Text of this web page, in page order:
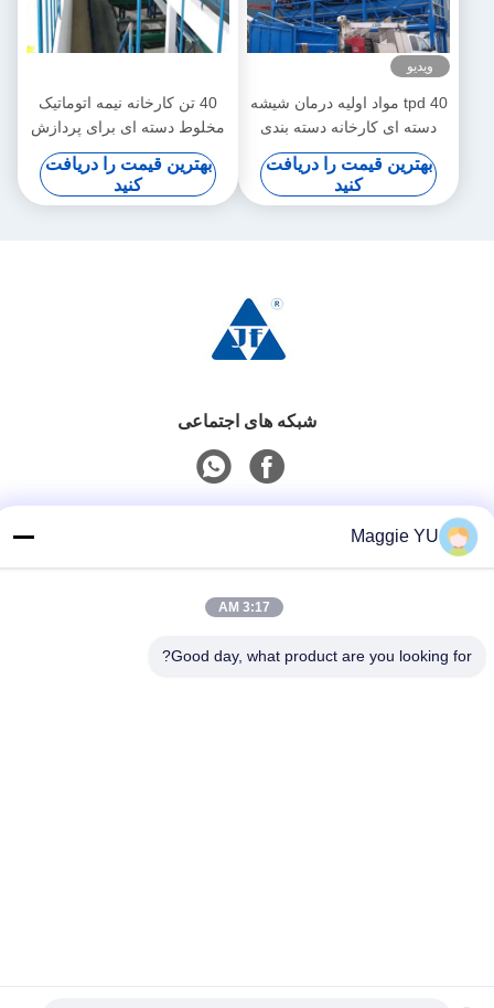
ویدیو
40 tpd مواد اولیه درمان شیشه
دسته ای کارخانه دسته بندی
تجهیزات
بهترین قیمت را دریافت
کنید
40 تن کارخانه نیمه اتوماتیک
مخلوط دسته ای برای پردازش
مواد اولیه
بهترین قیمت را دریافت
کنید
شبکه های اجتماعی
+86-23-6775-9464
Maggie YU
3:17 AM
Good day, what product are you looking for?